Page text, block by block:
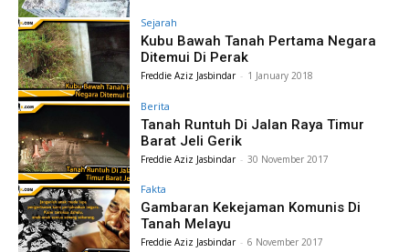
Sejarah
Kubu Bawah Tanah Pertama Negara
Ditemui Di Perak
Freddie Aziz Jasbindar - 1 January 2018
Berita
Tanah Runtuh Di Jalan Raya Timur
Barat Jeli Gerik
Freddie Aziz Jasbindar - 30 November 2017
Fakta
Gambaran Kekejaman Komunis Di
Tanah Melayu
Freddie Aziz Jasbindar - 6 November 2017